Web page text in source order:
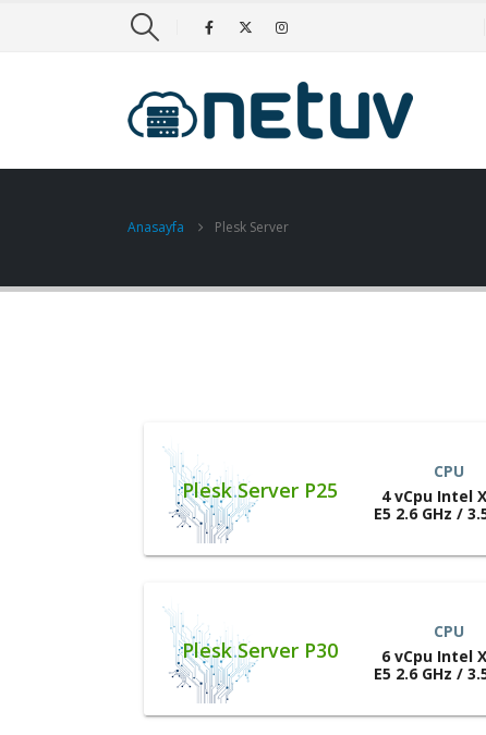
Anasayfa Plesk Server
Plesk Server P25
CPU
4 vCpu Intel
E5 2.6 GHz /
Plesk Server P30
CPU
6 vCpu Intel
E5 2.6 GHz /